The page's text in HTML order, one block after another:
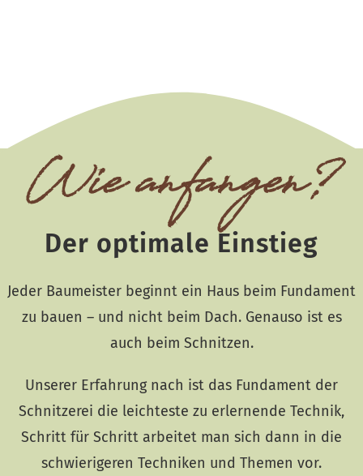
Wie anfangen?
Der optimale Einstieg
Jeder Baumeister beginnt ein Haus beim Fundament
zu bauen – und nicht beim Dach. Genauso ist es
auch beim Schnitzen.
Unserer Erfahrung nach ist das Fundament der
Schnitzerei die leichteste zu erlernende Technik,
Schritt für Schritt arbeitet man sich dann in die
schwierigeren Techniken und Themen vor.